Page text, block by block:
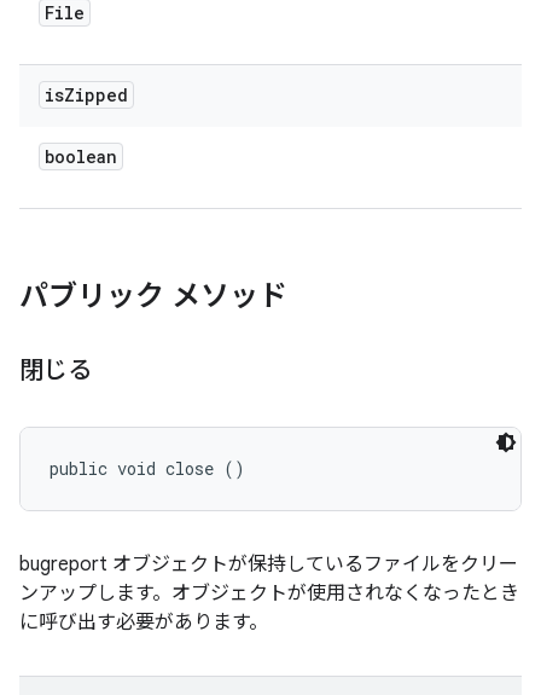
File
isZipped
boolean
パブリック メソッド
閉じる
public void close ()
bugreport オブジェクトが保持しているファイルをクリー
ンアップします。オブジェクトが使用されなくなったとき
に呼び出す必要があります。